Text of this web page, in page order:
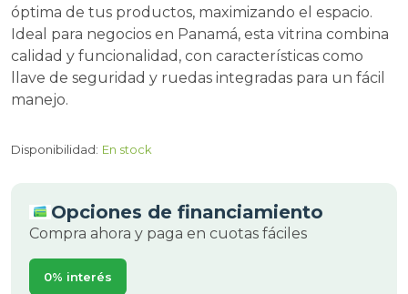
óptima de tus productos, maximizando el espacio.
Ideal para negocios en Panamá, esta vitrina combina
calidad y funcionalidad, con características como
llave de seguridad y ruedas integradas para un fácil
manejo.
Disponibilidad: En stock
Opciones de financiamiento
Compra ahora y paga en cuotas fáciles
0% interés